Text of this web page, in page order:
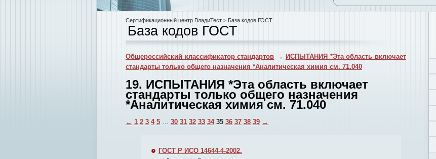
Сертификационный центр ВладиТест > База кодов ГОСТ
База кодов ГОСТ
Общероссийский классификатор стандартов → ИСПЫТАНИЯ *Эта область включает
стандарты только общего назначения *Аналитическая химия см. 71.040
19. ИСПЫТАНИЯ *Эта область включает
стандарты только общего назначения
*Аналитическая химия см. 71.040
← 1 2 3 4 5 … 30 31 32 33 34 35 36 37 38 39 →
ГОСТ Р ИСО 14644-4-2002.